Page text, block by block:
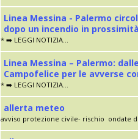
Linea Messina - Palermo
dopo un incendio in
* ➡️ LEGGI NOTIZIA...
Linea Messina – Palermo:
Campofelice per le avverse
* ➡️ LEGGI NOTIZIA...
allerta meteo
avviso protezione civile- rischio ondate